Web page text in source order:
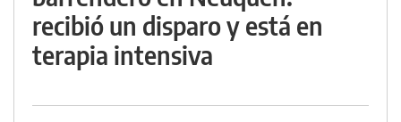
recibió un disparo y está en
terapia intensiva